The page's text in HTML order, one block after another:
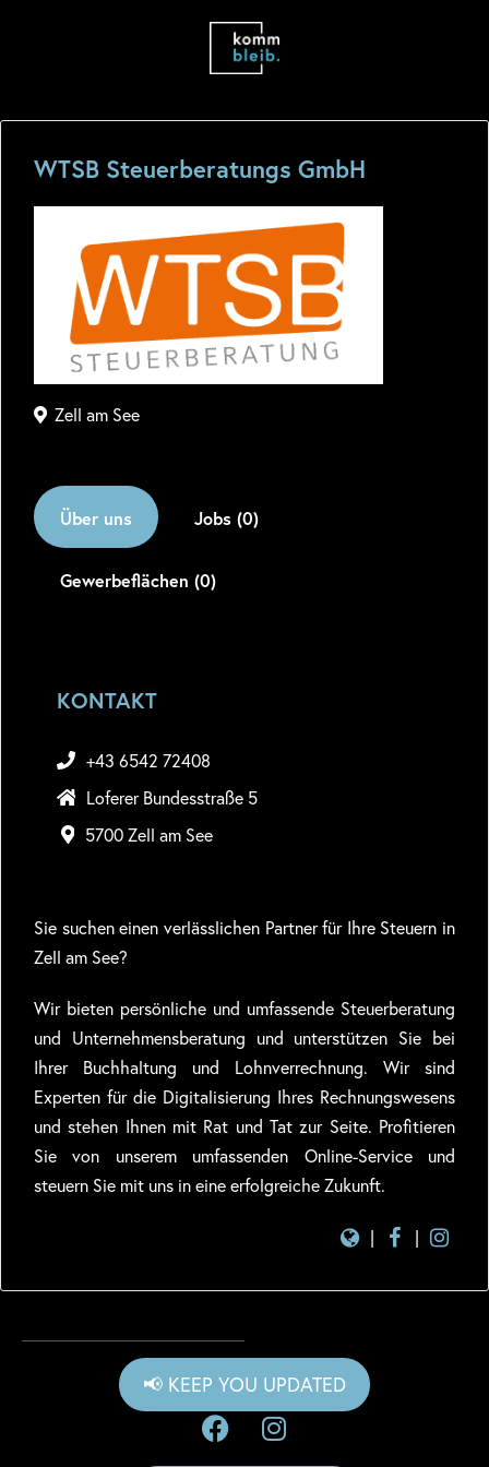
WTSB Steuerberatungs GmbH
Zell am See
Über uns Jobs (0)
Gewerbeflächen (0)
Sie suchen einen verlässlichen Partner für Ihre Steuern in
Zell am See?
Wir bieten persönliche und umfassende Steuerberatung
und Unternehmensberatung und unterstützen Sie bei
Ihrer Buchhaltung und Lohnverrechnung. Wir sind
Experten für die Digitalisierung Ihres Rechnungswesens
und stehen Ihnen mit Rat und Tat zur Seite. Profitieren
Sie von unserem umfassenden Online-Service und
steuern Sie mit uns in eine erfolgreiche Zukunft.
KONTAKT
+43 6542 72408
Loferer Bundesstraße 5
5700 Zell am See
| |
📢 KEEP YOU UPDATED